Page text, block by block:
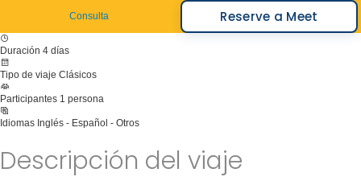
Consulta
Reserve a Meet
Duración 4 días
Tipo de viaje Clásicos
Participantes 1 persona
Idiomas Inglés - Español - Otros
Descripción del viaje